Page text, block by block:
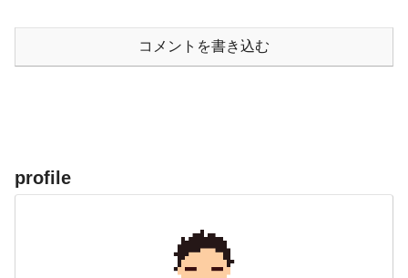
コメントを書き込む
profile